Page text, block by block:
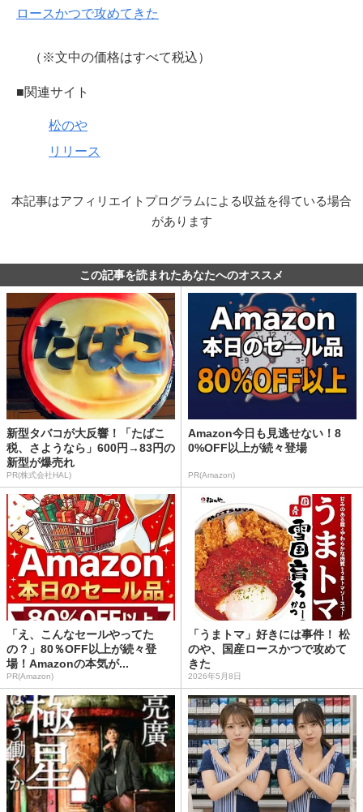
ロースかつで攻めてきた
（※文中の価格はすべて税込）
■関連サイト
松のや
リリース
本記事はアフィリエイトプログラムによる収益を得ている場合
があります
この記事を読まれたあなたへのオススメ
新型タバコが大反響！「たばこ
税、さようなら」600円→83円の
新型が爆売れ
PR(株式会社HAL)
Amazon今日も見逃せない！8
0%OFF以上が続々登場
PR(Amazon)
「え、こんなセールやってた
の？」80％OFF以上が続々登
場！Amazonの本気が...
PR(Amazon)
「うまトマ」好きには事件！ 松
のや、国産ロースかつで攻めて
きた
2026年5月8日